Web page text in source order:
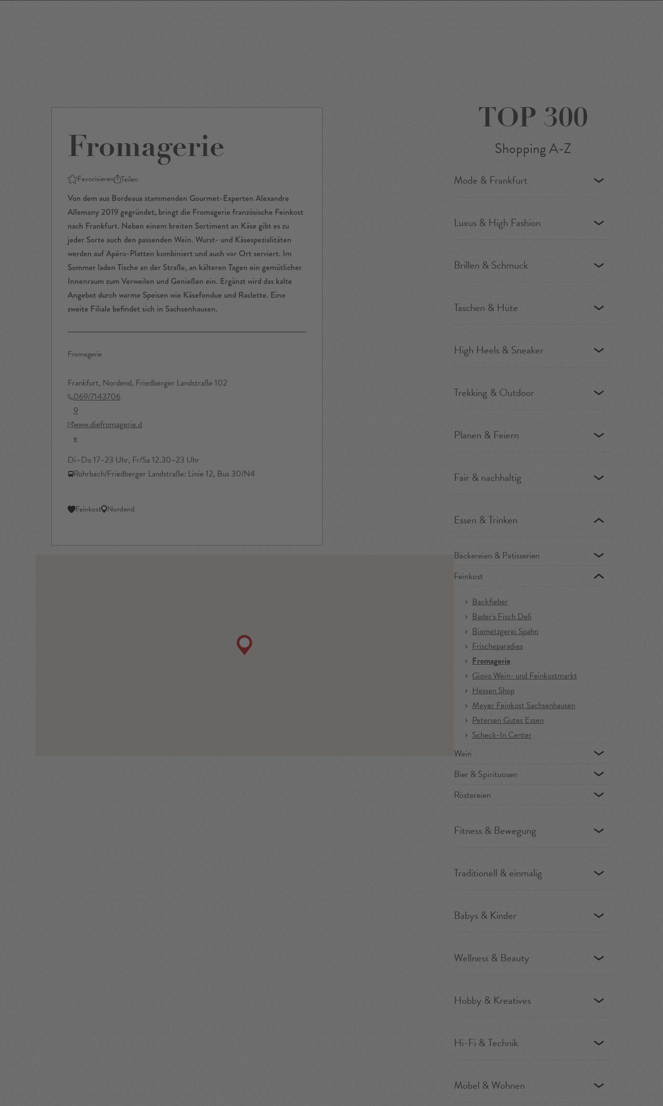
Fromagerie
Favorisieren Teilen
Von dem aus Bordeaux stammenden Gourmet-Experten Alexandre
Allemany 2019 gegründet, bringt die Fromagerie französische Feinkost
nach Frankfurt. Neben einem breiten Sortiment an Käse gibt es zu
jeder Sorte auch den passenden Wein. Wurst- und Käsespezialitäten
werden auf Apéro-Platten kombiniert und auch vor Ort serviert. Im
Sommer laden Tische an der Straße, an kälteren Tagen ein gemütlicher
Innenraum zum Verweilen und Genießen ein. Ergänzt wird das kalte
Angebot durch warme Speisen wie Käsefondue und Raclette. Eine
zweite Filiale befindet sich in Sachsenhausen.
Fromagerie
Frankfurt, Nordend, Friedberger Landstraße 102
069/7143706
9
www.diefromagerie.d
e
Di–Do 17–23 Uhr, Fr/Sa 12.30–23 Uhr
Rohrbach/Friedberger Landstraße: Linie 12, Bus 30/N4
Feinkost Nordend
TOP 300
Shopping A-Z
Mode & Frankfurt
Luxus & High Fashion
Brillen & Schmuck
Taschen & Hüte
High Heels & Sneaker
Trekking & Outdoor
Planen & Feiern
Fair & nachhaltig
Essen & Trinken
Bäckereien & Patisserien
Feinkost
Backfieber
Bader's Fisch Deli
Biometzgerei Spahn
Frischeparadies
Fromagerie
Giovo Wein- und Feinkostmarkt
Hessen Shop
Meyer Feinkost Sachsenhausen
Petersen Gutes Essen
Scheck-In Center
Wein
Bier & Spirituosen
Röstereien
Fitness & Bewegung
Traditionell & einmalig
Babys & Kinder
Wellness & Beauty
Hobby & Kreatives
Hi-Fi & Technik
Möbel & Wohnen